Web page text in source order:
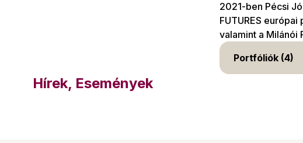
2021-ben Pécsi
FUTURES
valamint a Milánói
Portfóliók (4)
Hírek, Események